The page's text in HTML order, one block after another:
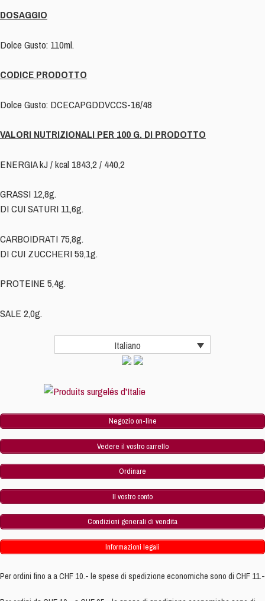
DOSAGGIO
Dolce Gusto: 110ml.
CODICE PRODOTTO
Dolce Gusto: DCECAPGDDVCCS-16/48
VALORI NUTRIZIONALI PER 100 G. DI PRODOTTO
ENERGIA kJ / kcal 1843,2 / 440,2
GRASSI 12,8g.
DI CUI SATURI 11,6g.
CARBOIDRATI 75,8g.
DI CUI ZUCCHERI 59,1g.
PROTEINE 5,4g.
SALE 2,0g.
Italiano
Negozio on-line
Vedere il vostro carrello
Ordinare
Il vostro conto
Condizioni generali di vendita
Informazioni legali
Per ordini fino a a CHF 10.- le spese di spedizione economiche sono di CHF 11.-